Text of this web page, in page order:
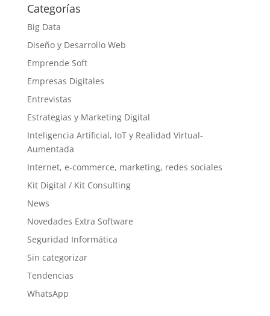
Categorías
Big Data
Diseño y Desarrollo Web
Emprende Soft
Empresas Digitales
Entrevistas
Estrategias y Marketing Digital
Inteligencia Artificial, IoT y Realidad Virtual-
Aumentada
Internet, e-commerce, marketing, redes sociales
Kit Digital / Kit Consulting
News
Novedades Extra Software
Seguridad Informática
Sin categorizar
Tendencias
WhatsApp